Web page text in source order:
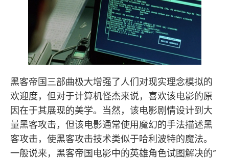
黑客帝国三部曲极大增强了人们对现实理念模拟的
欢迎度，但对于计算机怪杰来说，喜欢该电影的原
因在于其展现的美学。当然，该电影剧情设计到大
量黑客攻击，但该电影通常使用魔幻的手法描述黑
客攻击，使黑客攻击技术类似于哈利波特的魔法。
一般说来，黑客帝国电影中的英雄角色试图解决的”